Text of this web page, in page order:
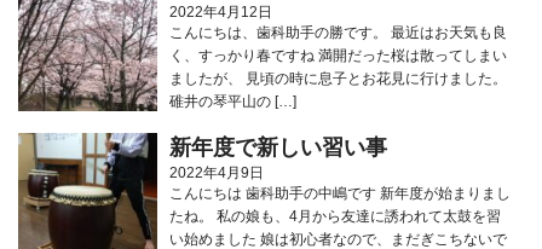
2022年4月12日
こんにちは、歯科助手の勝です。 最近はお天気も良
く、すっかり春ですね 満開だった桜は散ってしまい
ましたが、 見頃の時に息子とお花見に行けました。
碓井の琴平山の […]
新年度で新しい習い事
2022年4月9日
こんにちは 歯科助手の中嶋です 新年度が始まりまし
たね。 私の娘も、4月から友達に誘われて太鼓を習
い始めました 娘は初心者なので、まだぎこちないで